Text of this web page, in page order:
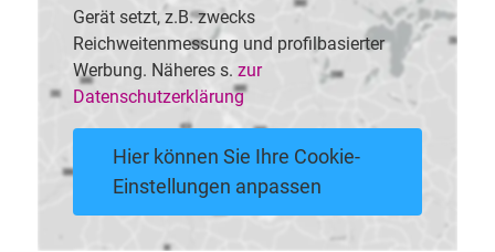
Gerät setzt, z.B. zwecks
Reichweitenmessung und profilbasierter
Werbung. Näheres s. zur
Datenschutzerklärung
Hier können Sie Ihre Cookie-
Einstellungen anpassen